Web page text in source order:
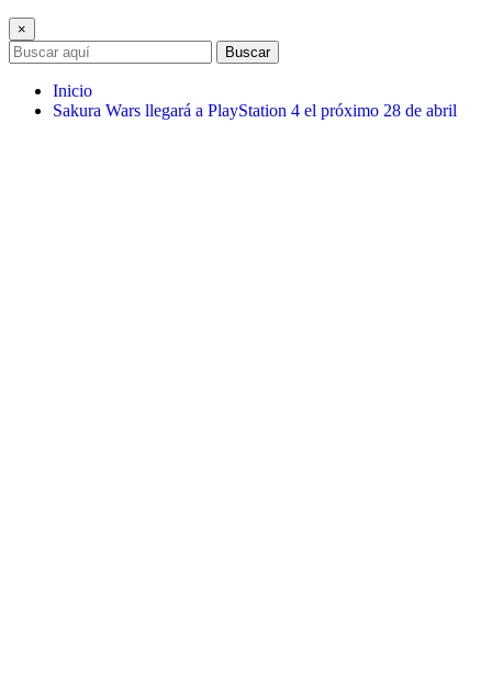
×
Buscar
Inicio
Sakura Wars llegará a PlayStation 4 el próximo 28 de abril